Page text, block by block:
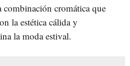
combinación cromática que
la estética cálida y
la moda estival.